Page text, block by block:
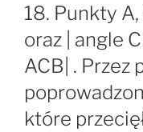
18. Punkty
oraz | angle
ACB| . Przez
które